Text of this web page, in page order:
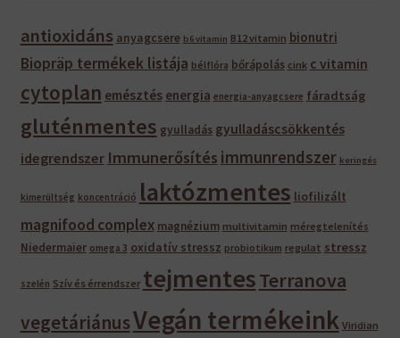
antioxidáns anyagcsere b6 vitamin B12 vitamin bionutri
Biopräp termékek listája bélflóra bőrápolás cink c vitamin
cytoplan emésztés energia energia-anyagcsere fáradtság
gluténmentes gyulladás gyulladáscsökkentés
idegrendszer Immunerősítés immunrendszer keringés
kimerültség koncentráció laktózmentes liofilizált
magnifood complex magnézium multivitamin méregtelenítés
Niedermaier omega 3 oxidatív stressz probiotikum regulat stressz
szelén Szív és érrendszer tejmentesTerranova
vegetáriánusVegán termékeink Viridian